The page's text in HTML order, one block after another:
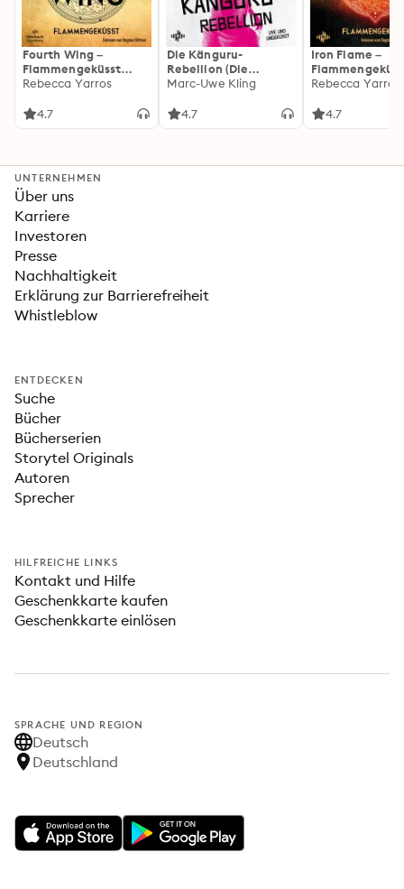
Fourth Wing –
Flammengeküsst
(Flammengeküsst-
Rebecca Yarros
4.7
Die Känguru-
Rebellion (Die
Känguru-Werke 5)
Marc-Uwe Kling
4.7
Iron Flame –
heißersehnte
Rebecca Yarros
4.7
UNTERNEHMEN
Über uns
Karriere
Investoren
Presse
Nachhaltigkeit
Erklärung zur Barrierefreiheit
Whistleblow
ENTDECKEN
Suche
Bücher
Bücherserien
Storytel Originals
Autoren
Sprecher
HILFREICHE LINKS
Kontakt und Hilfe
Geschenkkarte kaufen
Geschenkkarte einlösen
SPRACHE UND REGION
Deutsch
Deutschland